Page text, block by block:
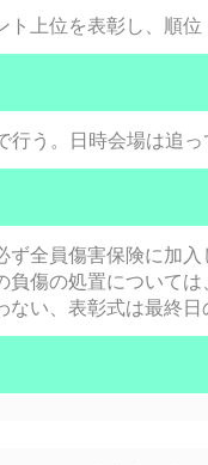
ト上位を表彰し、順
う。日時会場は追っ
全員傷害保険に加入
傷の処置については
い、表彰式は最終日